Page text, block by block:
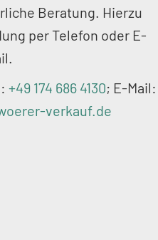
Beratung. Hierzu
per Telefon oder E-
+49 174 686 4130; E-Mail:
verkauf.de